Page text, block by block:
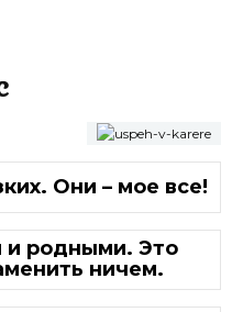
Они – мое все!
и родными. Это
ничем.